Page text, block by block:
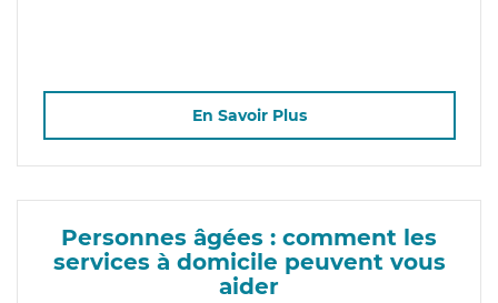
En Savoir Plus
Personnes âgées : comment les
services à domicile peuvent vous
aider